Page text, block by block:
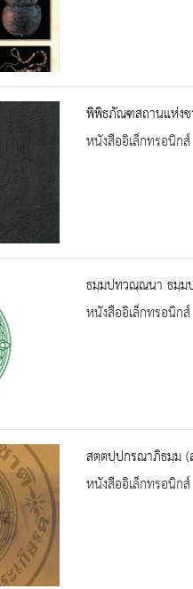
พิพิธภัณฑสถานแห่งช
หนังสืออิเล็กทรอนิกส์
ธมฺมปทวณฺณนา ธมฺม
หนังสืออิเล็กทรอนิกส์
สตฺตปฺปกรณาภิธมฺม
หนังสืออิเล็กทรอนิกส์